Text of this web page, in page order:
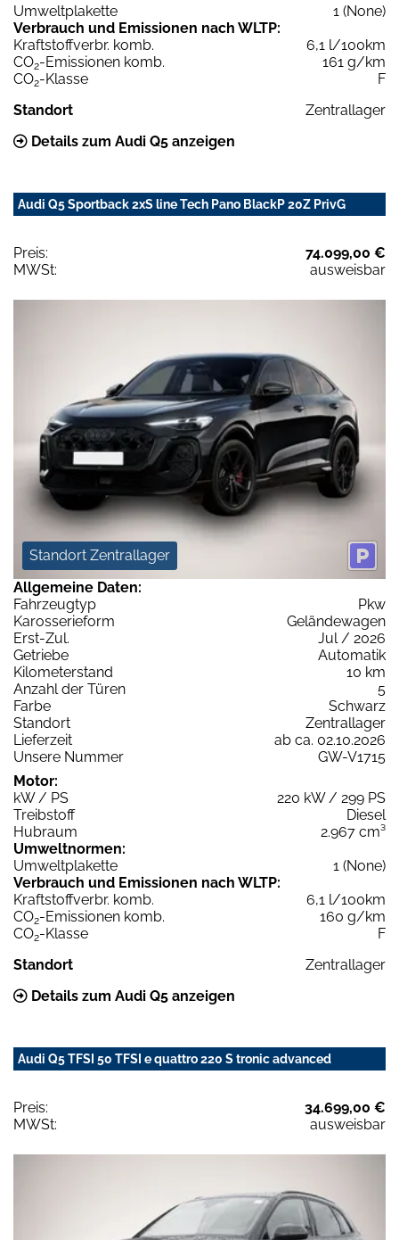
Umweltplakette
1 (None)
Verbrauch und Emissionen nach WLTP:
Kraftstoffverbr. komb.
6,1 l/100km
CO2-Emissionen komb.
161 g/km
CO2-Klasse
F
Standort
Zentrallager
Details zum Audi Q5 anzeigen
Audi Q5 Sportback 2xS line Tech Pano BlackP 20Z PrivG
Preis:
74.099,00 €
MWSt:
ausweisbar
Standort Zentrallager
Allgemeine Daten:
Fahrzeugtyp
Pkw
Karosserieform
Geländewagen
Erst-Zul.
Jul / 2026
Getriebe
Automatik
Kilometerstand
10 km
Anzahl der Türen
5
Farbe
Schwarz
Standort
Zentrallager
Lieferzeit
ab ca. 02.10.2026
Unsere Nummer
GW-V1715
Motor:
kW / PS
220 kW / 299 PS
Treibstoff
Diesel
Hubraum
2.967 cm³
Umweltnormen:
Umweltplakette
1 (None)
Verbrauch und Emissionen nach WLTP:
Kraftstoffverbr. komb.
6,1 l/100km
CO2-Emissionen komb.
160 g/km
CO2-Klasse
F
Standort
Zentrallager
Details zum Audi Q5 anzeigen
Audi Q5 TFSI 50 TFSI e quattro 220 S tronic advanced
Preis:
34.699,00 €
MWSt:
ausweisbar